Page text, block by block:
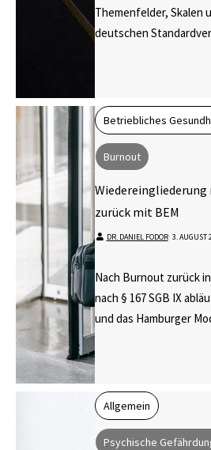
Themenfelder, Skalen
deutschen
Betriebliches
Burnout
Wiedereingliederung
zurück mit BEM
DR. DANIEL FODOR⋅ 3. AUGUST
Nach Burnout zurück
nach § 167 SGB IX
und das Hamburger
Allgemein
Psychische